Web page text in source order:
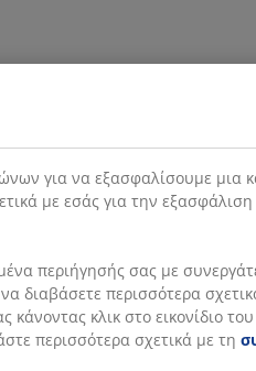
για να εξασφαλίσουμε μια
με εσάς για την εξασφάλιση
περιήγησής σας με
διαβάσετε περισσότερα
κλικ στο εικονίδιο
περισσότερα σχετικά με τη